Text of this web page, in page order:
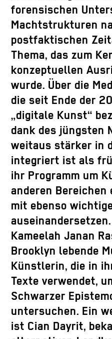
forensischen
Machtstrukturen
postfaktischen
Thema, das zum
konzeptuellen
wurde. Über die
die seit Ende der
„digitale Kunst“
dank des jüngsten
weitaus stärker in
integriert ist als
ihr Programm um
anderen
mit ebenso
Kameelah Janan
Brooklyn lebende
Künstlerin, die in
Texte verwendet,
Schwarzer
untersuchen. Ein
ist Cian Dayrit,